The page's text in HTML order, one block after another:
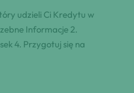
udzieli Ci Kredytu w
Informacje 2.
4. Przygotuj się na